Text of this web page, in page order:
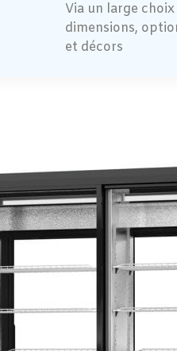
Via un large choix
dimensions,
et décors